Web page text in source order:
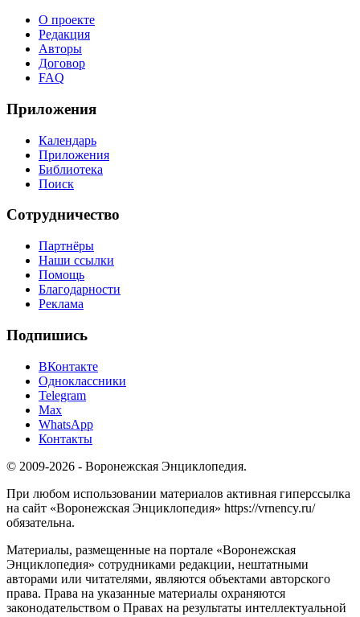
О проекте
Редакция
Авторы
Договор
FAQ
Приложения
Календарь
Приложения
Библиотека
Поиск
Сотрудничество
Партнёры
Наши ссылки
Помощь
Благодарности
Реклама
Подпишись
ВКонтакте
Одноклассники
Telegram
Max
WhatsApp
Контакты
© 2009-2026 - Воронежская Энциклопедия.
При любом использовании материалов активная гиперссылка
на сайт «Воронежская Энциклопедия» https://vrnency.ru/
обязательна.
Материалы, размещенные на портале «Воронежская
Энциклопедия» сотрудниками редакции, нештатными
авторами или читателями, являются объектами авторского
права. Права на указанные материалы охраняются
законодательством о Правах на результаты интеллектуальной